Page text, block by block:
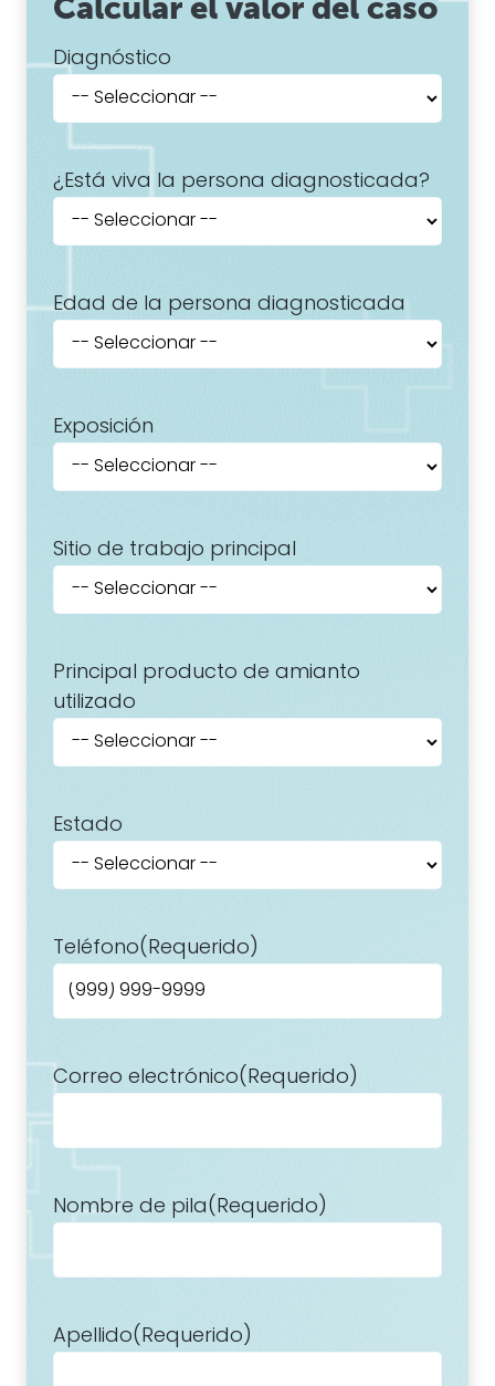
Calcular el valor del caso
Diagnóstico
¿Está viva la persona diagnosticada?
Edad de la persona diagnosticada
Exposición
Sitio de trabajo principal
Principal producto de amianto
utilizado
Estado
Teléfono(Requerido)
Correo electrónico(Requerido)
Nombre de pila(Requerido)
Apellido(Requerido)